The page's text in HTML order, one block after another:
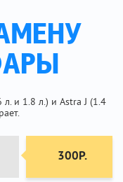
и 1.8 л.) и Astra J (1.4
300Р.